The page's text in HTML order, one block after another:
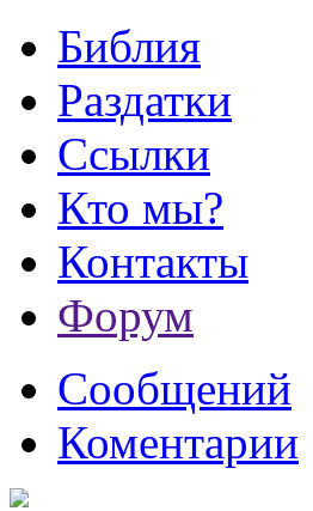
Библия
Раздатки
Ссылки
Кто мы?
Контакты
Форум
Сообщений
Коментарии